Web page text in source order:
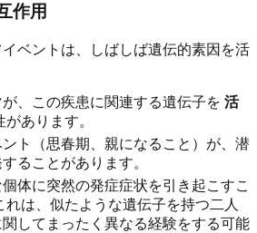
作用
ベントは、しばしば遺伝的素因を活
、この疾患に関連する遺伝子を 活
があります。
ト（思春期、親になること）が、潜
ることがあります。
体に突然の発症症状を引き起こすこ
れは、似たような遺伝子を持つ二人
してまったく異なる経験をする可能